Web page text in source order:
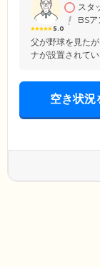
5.0
スタ
BSア
父が野球を見た
ナが設置されて
空き状況